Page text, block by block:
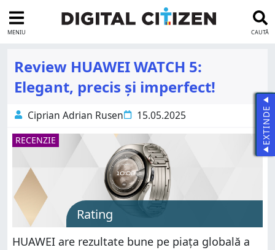
MENIU CAUTĂ
Review HUAWEI WATCH 5:
Elegant, precis și imperfect!
Ciprian Adrian Rusen 15.05.2025
RECENZIE
Rating
HUAWEI are rezultate bune pe piața globală a
EXTINDE